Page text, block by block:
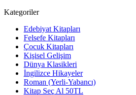
Kategoriler
Edebiyat Kitapları
Felsefe Kitapları
Çocuk Kitapları
Kişisel Gelişim
Dünya Klasikleri
İngilizce Hikayeler
Roman (Yerli-Yabancı)
Kitap Seç Al 50TL